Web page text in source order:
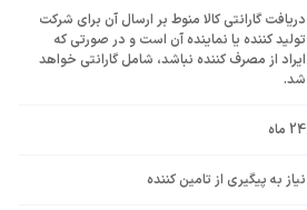
دریافت گارانتی کالا منوط بر ارسال آن برای شرکت
تولید کننده یا نماینده آن است و در صورتی که
ایراد از مصرف کننده نباشد، شامل گارانتی خواهد
شد.
24 ماه
نیاز به پیگیری از تامین کننده